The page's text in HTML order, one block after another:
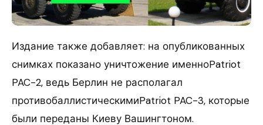
Издание также добавляет: на опубликованных
снимках показано уничтожение именноPatriot
PAC-2, ведь Берлин не располагал
противобаллистическимиPatriot PAC-3, которые
были переданы Киеву Вашингтоном.